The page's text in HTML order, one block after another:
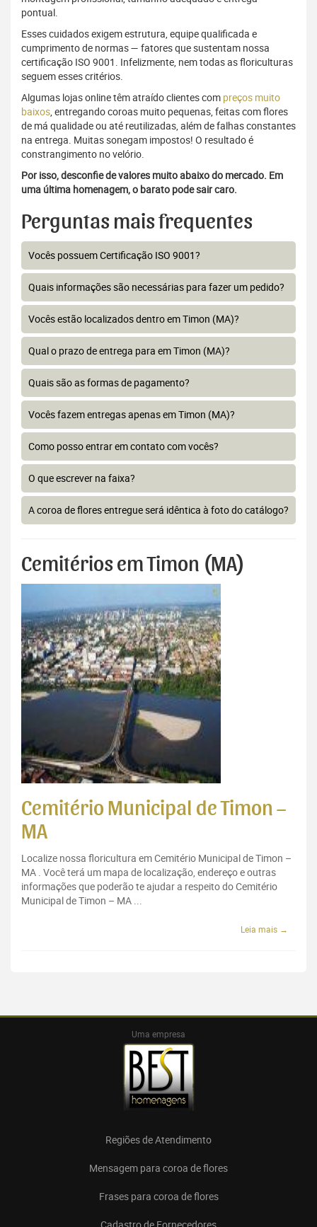
pontual.
Esses cuidados exigem estrutura, equipe qualificada e
cumprimento de normas — fatores que sustentam nossa
certificação ISO 9001. Infelizmente, nem todas as floriculturas
seguem esses critérios.
Algumas lojas online têm atraído clientes com preços muito
baixos, entregando coroas muito pequenas, feitas com flores
de má qualidade ou até reutilizadas, além de falhas constantes
na entrega. Muitas sonegam impostos! O resultado é
constrangimento no velório.
Por isso, desconfie de valores muito abaixo do mercado. Em
uma última homenagem, o barato pode sair caro.
Perguntas mais frequentes
Vocês possuem Certificação ISO 9001?
Quais informações são necessárias para fazer um pedido?
Vocês estão localizados dentro em Timon (MA)?
Qual o prazo de entrega para em Timon (MA)?
Quais são as formas de pagamento?
Vocês fazem entregas apenas em Timon (MA)?
Como posso entrar em contato com vocês?
O que escrever na faixa?
A coroa de flores entregue será idêntica à foto do catálogo?
Cemitérios em Timon (MA)
Cemitério Municipal de Timon –
MA
Localize nossa floricultura em Cemitério Municipal de Timon –
MA . Você terá um mapa de localização, endereço e outras
informações que poderão te ajudar a respeito do Cemitério
Municipal de Timon – MA ...
Leia mais →
Uma empresa
Regiões de Atendimento
Mensagem para coroa de flores
Frases para coroa de flores